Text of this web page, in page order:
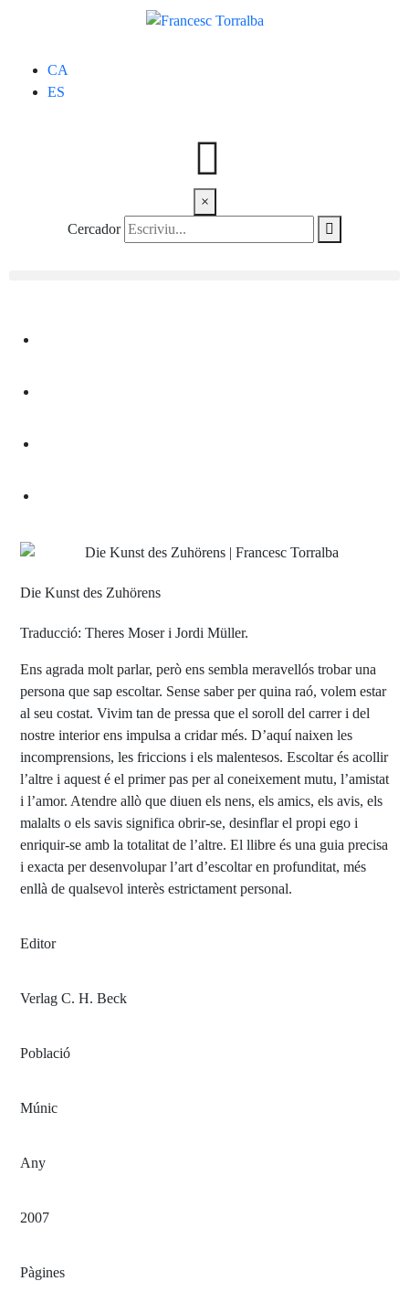
CA
ES
×
Cercador
Die Kunst des Zuhörens
Traducció: Theres Moser i Jordi Müller.
Ens agrada molt parlar, però ens sembla meravellós trobar una
persona que sap escoltar. Sense saber per quina raó, volem estar
al seu costat. Vivim tan de pressa que el soroll del carrer i del
nostre interior ens impulsa a cridar més. D’aquí naixen les
incomprensions, les friccions i els malentesos. Escoltar és acollir
l’altre i aquest é el primer pas per al coneixement mutu, l’amistat
i l’amor. Atendre allò que diuen els nens, els amics, els avis, els
malalts o els savis significa obrir-se, desinflar el propi ego i
enriquir-se amb la totalitat de l’altre. El llibre és una guia precisa
i exacta per desenvolupar l’art d’escoltar en profunditat, més
enllà de qualsevol interès estrictament personal.
Editor
Verlag C. H. Beck
Població
Múnic
Any
2007
Pàgines